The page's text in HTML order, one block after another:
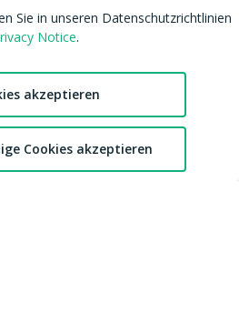
Favoriten
NCC Policy
EU DSA
Leitlinien zu unserem Empfehlungssystem
Accessibility
Australian eSafety
Sie in unseren Datenschutzrichtlinien
Notice.
akzeptieren
Cookies akzeptieren